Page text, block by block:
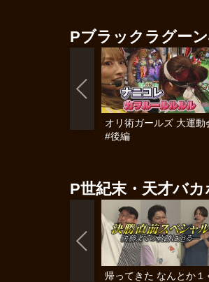
Pブラックラグー
オリ術ガールズ 大運動
#後編
P世紀末・天才バ
帰ってきた なんとか１